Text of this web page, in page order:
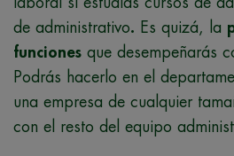
de administrativo. Es quizá, la
funciones que desempeñarás
Podrás hacerlo en el
una empresa de cualquier
con el resto del equipo